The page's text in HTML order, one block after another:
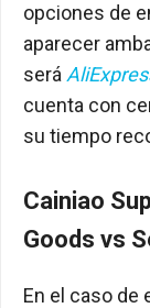
opciones de
aparecer
será
cuenta con
su tiempo
Cainiao
Goods vs
En el caso de